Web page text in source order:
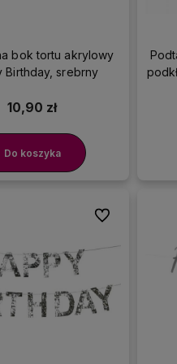
bok tortu akrylowy
Birthday, srebrny
10,90 zł
Do koszyka
Do ulubionych